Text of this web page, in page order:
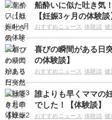
船酔いに似た吐き気
【妊娠3ヶ月の体験談
おすすめニュース 体験談 健
喜びの瞬間がある日
の体験談】
おすすめニュース 体験談 健
誰よりも早くママの
でした！【体験談】
おすすめニュース 体験談 健